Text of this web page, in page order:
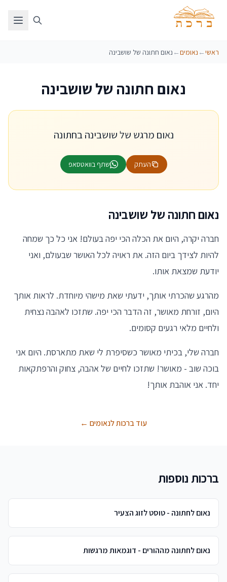
ראשי← נאומים← נאום חתונה של שושבינה
נאום חתונה של שושבינה
נאום מרגש של שושבינה בחתונה
העתק שתף בוואטסאפ
נאום חתונה של שושבינה
חברה יקרה, היום את הכלה הכי יפה בעולם! אני כל כך שמחה
להיות לצידך ביום הזה. את ראויה לכל האושר שבעולם, ואני
יודעת שמצאת אותו.
מהרגע שהכרתי אותך, ידעתי שאת מישהי מיוחדת. לראות אותך
היום, זורחת מאושר, זה הדבר הכי יפה. שתזכו לאהבה נצחית
ולחיים מלאי רגעים קסומים.
חברה שלי, בכיתי מאושר כשסיפרת לי שאת מתארסת. היום אני
בוכה שוב - מאושר! שתזכו לחיים של אהבה, צחוק והרפתקאות
יחד. אני אוהבת אותך!
עוד ברכות לנאומים ←
ברכות נוספות
נאום לחתונה - טוסט לזוג הצעיר
נאום לחתונה מההורים - דוגמאות מרגשות